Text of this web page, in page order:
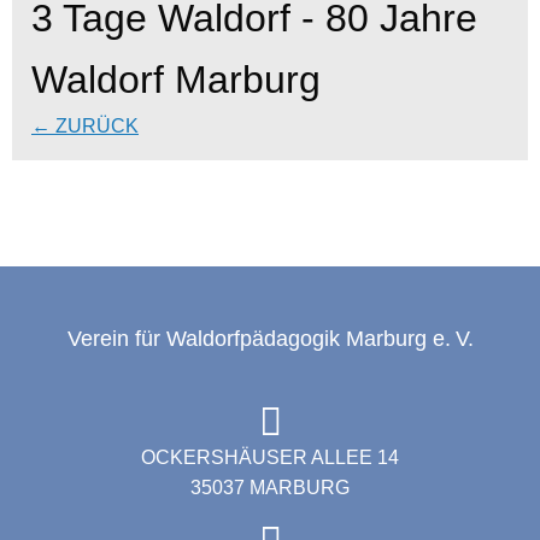
3 Tage Waldorf - 80 Jahre
Waldorf Marburg
← ZURÜCK
Verein für Waldorfpädagogik Marburg e. V.
OCKERSHÄUSER ALLEE 14
35037 MARBURG